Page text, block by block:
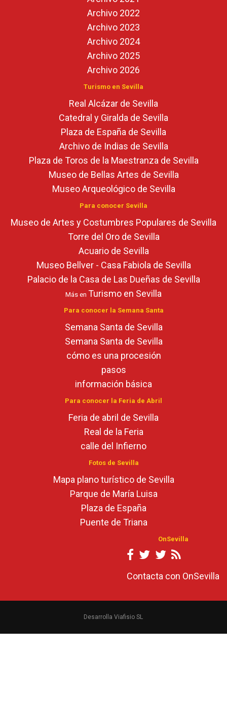
Archivo 2022
Archivo 2023
Archivo 2024
Archivo 2025
Archivo 2026
Turismo en Sevilla
Real Alcázar de Sevilla
Catedral y Giralda de Sevilla
Plaza de España de Sevilla
Archivo de Indias de Sevilla
Plaza de Toros de la Maestranza de Sevilla
Museo de Bellas Artes de Sevilla
Museo Arqueológico de Sevilla
Para conocer Sevilla
Museo de Artes y Costumbres Populares de Sevilla
Torre del Oro de Sevilla
Acuario de Sevilla
Museo Bellver - Casa Fabiola de Sevilla
Palacio de la Casa de Las Dueñas de Sevilla
Más en Turismo en Sevilla
Para conocer la Semana Santa
Semana Santa de Sevilla
Semana Santa de Sevilla
cómo es una procesión
pasos
información básica
Para conocer la Feria de Abril
Feria de abril de Sevilla
Real de la Feria
calle del Infierno
Fotos de Sevilla
Mapa plano turístico de Sevilla
Parque de María Luisa
Plaza de España
Puente de Triana
OnSevilla
Contacta con OnSevilla
Desarrolla Viafisio SL